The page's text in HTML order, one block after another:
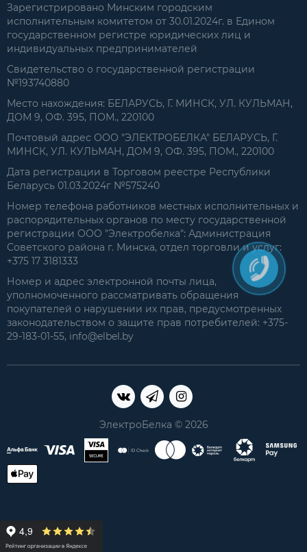
Зарегистрировано Минским городским
исполнительным комитетом от 30.01.2024г. в Едином
государственном регистре юридических лиц и
индивидуальных предпринимателей
Свидетельство о государственной регистрации
№193740880
Место нахождения: БЕЛАРУСЬ, Г. МИНСК, УЛ. КУЛЬМАН,
ДОМ 9, ОФ. 395, ПОМ., 220100
Почтовый адрес ООО "ЭЛЕКТРОБЕЛКА" БЕЛАРУСЬ, Г.
МИНСК, УЛ. КУЛЬМАН, ДОМ 9, ОФ. 395, ПОМ., 220100
Дата регистрации в Торговом реестре Республики
Беларусь 01.03.2024г №575240
Номер телефона работников местных исполнительных и
распорядительных органов по месту государственной
регистрации ООО "Электробелка": Администрация
Советского района г. Минска, отдел торговли и услуг:
+375 17 3181333
Номер и адрес электронной почты лица,
уполномоченного рассматривать обращения
покупателей о нарушении их прав, предусмотренных
законодательством о защите прав потребителей: +375-
29-183-01-55, info@elbel.by
ЭлектроБелка © 2026